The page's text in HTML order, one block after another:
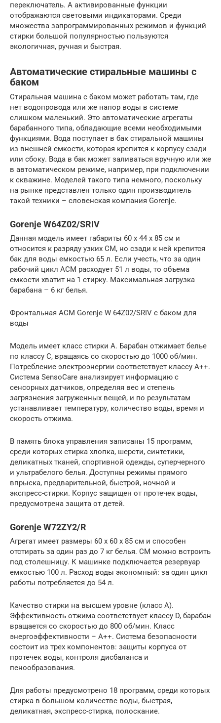
переключатель. А активированные функции
отображаются световыми индикаторами. Среди
множества запрограммированных режимов и функций
стирки большой популярностью пользуются
экологичная, ручная и быстрая.
Автоматические стиральные машины с
баком
Стиральная машина с баком может работать там, где
нет водопровода или же напор воды в системе
слишком маленький. Это автоматические агрегаты
барабанного типа, обладающие всеми необходимыми
функциями. Вода поступает в бак стиральной машины
из внешней емкости, которая крепится к корпусу сзади
или сбоку. Вода в бак может заливаться вручную или же
в автоматическом режиме, например, при подключении
к скважине. Моделей такого типа немного, поскольку
на рынке представлен только один производитель
такой техники – словенская компания Gorenje.
Gorenje W64Z02/SRIV
Данная модель имеет габариты 60 x 44 x 85 см и
относится к разряду узких СМ, но сзади к ней крепится
бак для воды емкостью 65 л. Если учесть, что за один
рабочий цикл АСМ расходует 51 л воды, то объема
емкости хватит на 1 стирку. Максимальная загрузка
барабана – 6 кг белья.
Фронтальная АСМ Gorenje W 64Z02/SRIV с баком для
воды
Модель имеет класс стирки A. Барабан отжимает белье
по классу C, вращаясь со скоростью до 1000 об/мин.
Потребление электроэнергии соответствует классу A++.
Система SensoCare анализирует информацию с
сенсорных датчиков, определяя вес и степень
загрязнения загруженных вещей, и по результатам
устанавливает температуру, количество воды, время и
скорость отжима.
В память блока управления записаны 15 программ,
среди которых стирка хлопка, шерсти, синтетики,
деликатных тканей, спортивной одежды, суперчерного
и ультрабелого белья. Доступны режимы прямого
впрыска, предварительной, быстрой, ночной и
экспресс-стирки. Корпус защищен от протечек воды,
предусмотрена защита от детей.
Gorenje W72ZY2/R
Агрегат имеет размеры 60 x 60 x 85 см и способен
отстирать за один раз до 7 кг белья. СМ можно встроить
под столешницу. К машинке подключается резервуар
емкостью 100 л. Расход воды экономный: за один цикл
работы потребляется до 54 л.
Качество стирки на высшем уровне (класс A).
Эффективность отжима соответствует классу D, барабан
вращается со скоростью до 800 об/мин. Класс
энергоэффективности – A++. Система безопасности
состоит из трех компонентов: защиты корпуса от
протечек воды, контроля дисбаланса и
пенообразования.
Для работы предусмотрено 18 программ, среди которых
стирка в большом количестве воды, быстрая,
деликатная, экспресс-стирка, полоскание.